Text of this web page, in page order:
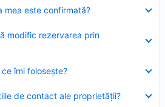
mea este confirmată?
modific rezervarea prin
îmi foloseşte?
de contact ale proprietății?